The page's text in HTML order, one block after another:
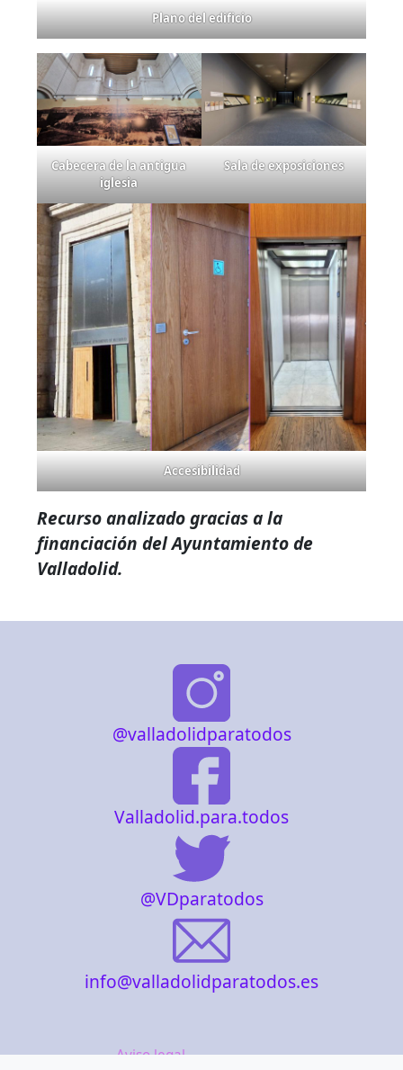
Plano del edificio
Cabecera de la antigua
iglesia
Sala de exposiciones
Accesibilidad
Recurso analizado gracias a la
financiación del Ayuntamiento de
Valladolid.
@valladolidparatodos
Valladolid.para.todos
@VDparatodos
info@valladolidparatodos.es
Aviso legal